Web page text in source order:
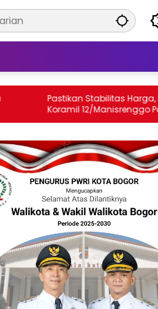
Stabilitas Harga, Babinsa
12/Manisrenggo Pantau Harga
Di Pasar Klewer